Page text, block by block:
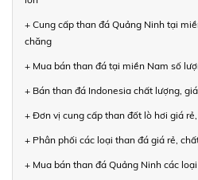
+ Cung cấp than đá Quảng Ninh tại
chăng
+ Mua bán than đá tại miền Nam số
+ Bán than đá Indonesia chất lượng,
+ Đơn vị cung cấp than đốt lò hơi giá
+ Phân phối các loại than đá giá rẻ,
+ Mua bán than đá Quảng Ninh các